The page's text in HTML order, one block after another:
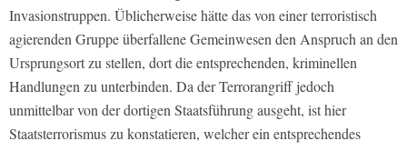
Invasionstruppen. Üblicherweise hätte das von einer terroristisch
agierenden Gruppe überfallene Gemeinwesen den Anspruch an den
Ursprungsort zu stellen, dort die entsprechenden, kriminellen
Handlungen zu unterbinden. Da der Terrorangriff jedoch
unmittelbar von der dortigen Staatsführung ausgeht, ist hier
Staatsterrorismus zu konstatieren, welcher ein entsprechendes